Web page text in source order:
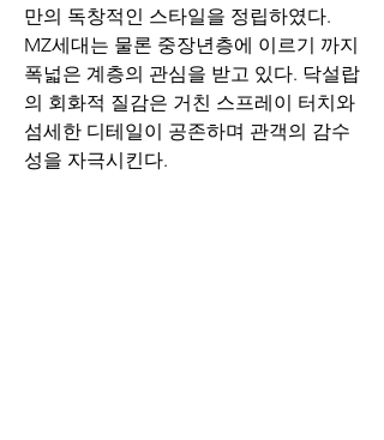
만의 독창적인 스타일을 정립하였다.
MZ세대는 물론 중장년층에 이르기 까지
폭넓은 계층의 관심을 받고 있다. 닥설랍
의 회화적 질감은 거친 스프레이 터치와
섬세한 디테일이 공존하며 관객의 감수
성을 자극시킨다.